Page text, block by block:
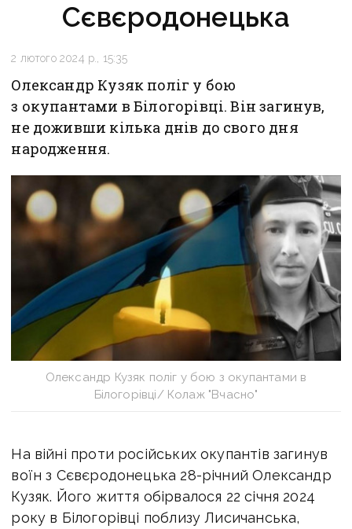
Сєвєродонецька
2 лютого 2024 р., 15:35
Олександр Кузяк поліг у бою
з окупантами в Білогорівці. Він загинув,
не доживши кілька днів до свого дня
народження.
Олександр Кузяк поліг у бою з окупантами в
Білогорівці/ Колаж "Вчасно"
На війні проти російських окупантів загинув
воїн з Сєвєродонецька 28-річний Олександр
Кузяк. Його життя обірвалося 22 січня 2024
року в Білогорівці поблизу Лисичанська,